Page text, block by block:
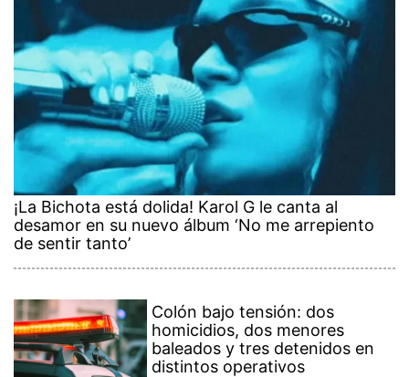
¡La Bichota está dolida! Karol G le canta al
desamor en su nuevo álbum ‘No me arrepiento
de sentir tanto’
Colón bajo tensión: dos
homicidios, dos menores
baleados y tres detenidos en
distintos operativos